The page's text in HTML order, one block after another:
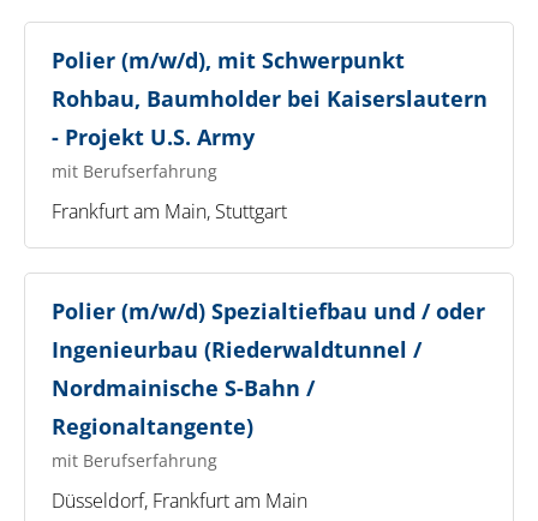
Polier (m/w/d), mit Schwerpunkt
Rohbau, Baumholder bei Kaiserslautern
- Projekt U.S. Army
mit Berufserfahrung
Frankfurt am Main, Stuttgart
Polier (m/w/d) Spezialtiefbau und / oder
Ingenieurbau (Riederwaldtunnel /
Nordmainische S-Bahn /
Regionaltangente)
mit Berufserfahrung
Düsseldorf, Frankfurt am Main